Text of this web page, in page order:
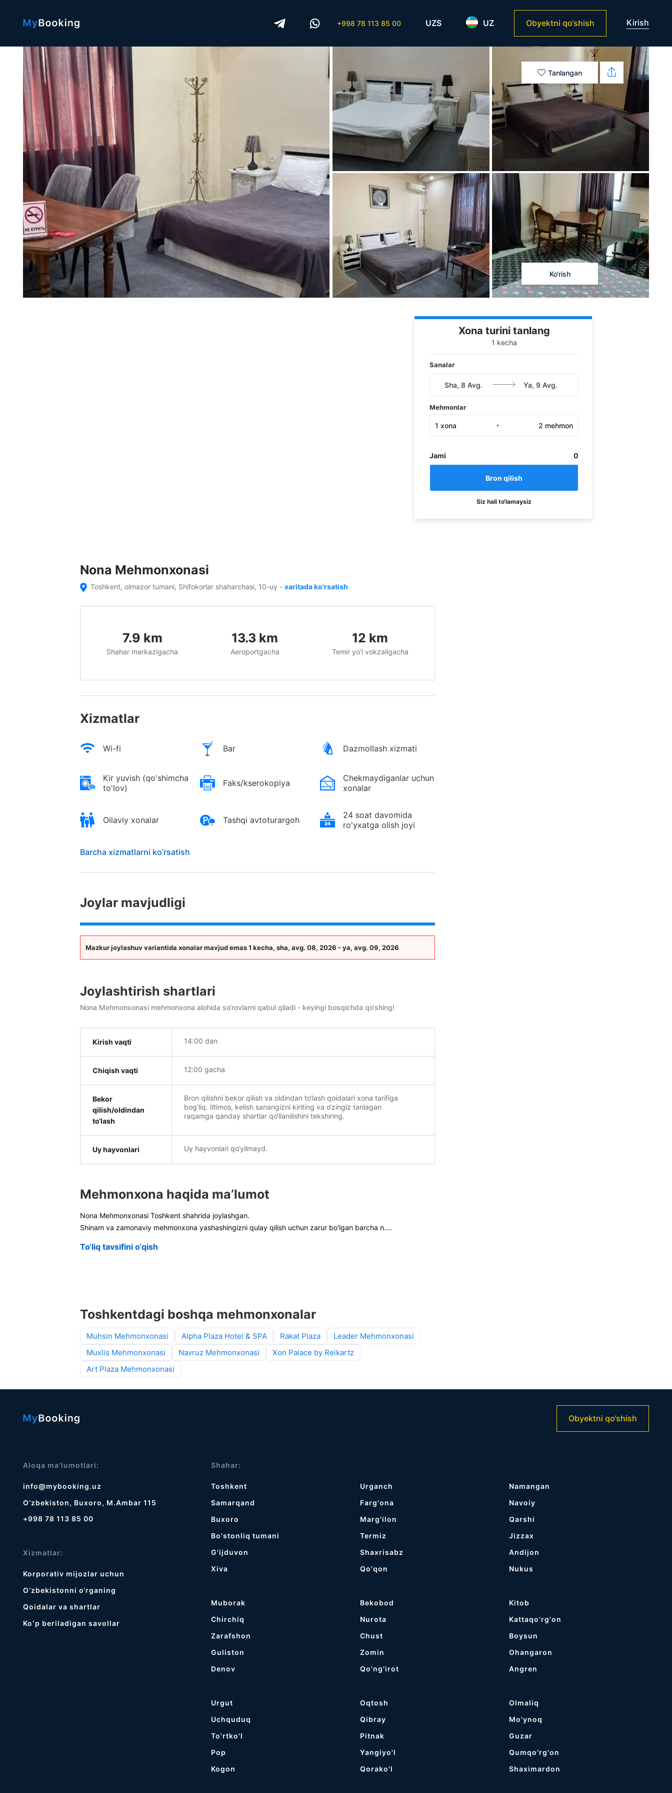
+998 78 113 85 00 UZS UZ Obyektni qo‘shish Kirish
Tanlangan
Ko‘rish
Xona turini tanlang
1 kecha
Sanalar
Mehmonlar
1 xona 2 mehmon
Jami 0
Siz hali to‘lamaysiz
Nona Mehmonxonasi
Toshkent, olmazor tumani, Shifokorlar shaharchasi, 10-uy - xaritada ko'rsatish
7.9 km
Shahar markazigacha
13.3 km
Aeroportgacha
12 km
Temir yo’l vokzaligacha
Xizmatlar
Wi-fi Bar Dazmollash xizmati
Kir yuvish (qo'shimcha
to'lov)
Faks/kserokopiya
Chekmaydiganlar uchun
xonalar
Oilaviy xonalar Tashqi avtoturargoh
24 soat davomida
ro'yxatga olish joyi
Barcha xizmatlarni ko’rsatish
Joylar mavjudligi
Mazkur joylashuv variantida xonalar mavjud emas 1 kecha, sha, avg. 08, 2026 - ya, avg. 09, 2026
Joylashtirish shartlari
Nona Mehmonxonasi mehmonxona alohida so‘rovlarni qabul qiladi - keyingi bosqichda qo‘shing!
Kirish vaqti 14:00 dan
Chiqish vaqti 12:00 gacha
Bekor
qilish/oldindan
to‘lash
Bron qilishni bekor qilish va oldindan to‘lash qoidalari xona tarifiga
bog‘liq. Iltimos, kelish sanangizni kiriting va o‘zingiz tanlagan
raqamga qanday shartlar qo‘llanilishini tekshiring.
Uy hayvonlari Uy hayvonlari qo‘yilmayd.
Mehmonxona haqida ma’lumot
Nona Mehmonxonasi Toshkent shahrida joylashgan.
Shinam va zamonaviy mehmonxona yashashingizni qulay qilish uchun zarur bo'lgan barcha n....
To‘liq tavsifini o‘qish
Toshkentdagi boshqa mehmonxonalar
Muhsin Mehmonxonasi Alpha Plaza Hotel & SPA Rakat Plaza
Leader Mehmonxonasi
Muxlis Mehmonxonasi
Navruz Mehmonxonasi
Xon Palace by Reikartz
Art Plaza Mehmonxonasi
Obyektni qo‘shish
Aloqa ma’lumotlari:
info@mybooking.uz
O‘zbekiston, Buxoro, M.Ambar 115
+998 78 113 85 00
Xizmatlar:
Korporativ mijozlar uchun
O‘zbekistonni o‘rganing
Qoidalar va shartlar
Koʻp beriladigan savollar
Shahar:
Toshkent
Samarqand
Buxoro
Bo'stonliq tumani
G'ijduvon
Хiva
Urganch
Farg'ona
Marg'ilon
Termiz
Shaxrisabz
Qo'qon
Namangan
Navoiy
Qarshi
Jizzax
Andijon
Nukus
Muborak
Chirchiq
Zarafshon
Guliston
Denov
Bekobod
Nurota
Chust
Zomin
Qo'ng'irot
Kitob
Kattaqo'rg'on
Boysun
Ohangaron
Angren
Urgut
Uchquduq
To'rtko'l
Pop
Kogon
Oqtosh
Qibray
Pitnak
Yangiyo'l
Qorako'l
Olmaliq
Mo'ynoq
Guzar
Qumqo'rg'on
Shaximardon